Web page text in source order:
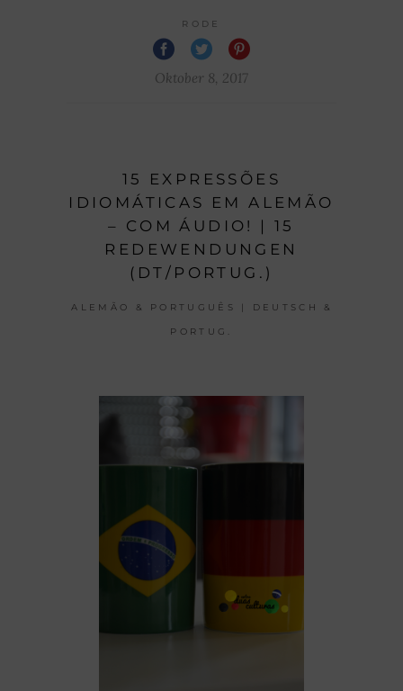
RODE
Oktober 8, 2017
15 EXPRESSÕES
IDIOMÁTICAS EM ALEMÃO
– COM ÁUDIO! | 15
REDEWENDUNGEN
(DT/PORTUG.)
ALEMÃO & PORTUGUÊS | DEUTSCH &
PORTUG.